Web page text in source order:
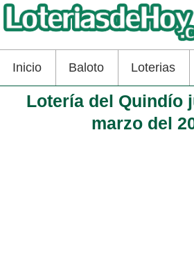
Inicio Baloto Loterias
Lotería del Quindío
marzo del